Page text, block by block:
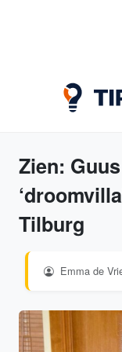
Zien:
Tilburg
Emma de